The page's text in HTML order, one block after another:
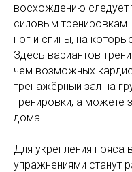
восхождению следует
силовым
ног и спины, на
Здесь вариантов
чем возможных
тренажёрный зал на
тренировки, а можете
дома.
Для укрепления пояса
упражнениями станут